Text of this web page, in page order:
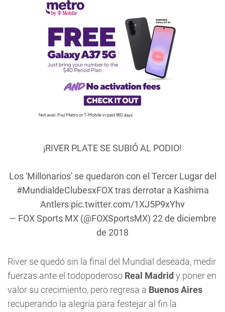
¡RIVER PLATE SE SUBIÓ AL PODIO!
Los 'Millonarios' se quedaron con el Tercer Lugar del
#MundialdeClubesxFOXtras derrotar a Kashima
Antlers pic.twitter.com/1XJ5P9xYhv
— FOX Sports MX (@FOXSportsMX) 22 de diciembre
de 2018
River se quedó sin la final del Mundial deseada, medir
fuerzas ante el todopoderoso Real Madrid y poner en
valor su crecimiento, pero regresa a Buenos Aires
recuperando la alegría para festejar al fin la